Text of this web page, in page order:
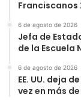
Franciscanos
6 de agosto de 2026
Jefa de
de la Escuela
6 de agosto de 2026
EE. UU. deja
vez en más